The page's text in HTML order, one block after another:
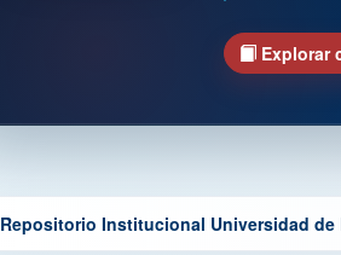
Explorar
Repositorio Institucional Universidad de